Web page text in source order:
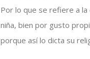
Por lo que se refiere a la
niña, bien por gusto
porque así lo dicta su